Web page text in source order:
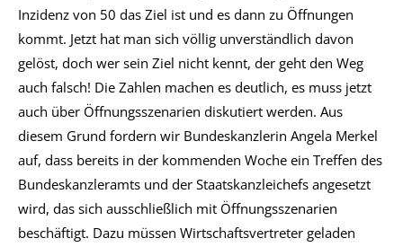
Inzidenz von 50 das Ziel ist und es dann zu Öffnungen
kommt. Jetzt hat man sich völlig unverständlich davon
gelöst, doch wer sein Ziel nicht kennt, der geht den Weg
auch falsch! Die Zahlen machen es deutlich, es muss jetzt
auch über Öffnungsszenarien diskutiert werden. Aus
diesem Grund fordern wir Bundeskanzlerin Angela Merkel
auf, dass bereits in der kommenden Woche ein Treffen des
Bundeskanzleramts und der Staatskanzleichefs angesetzt
wird, das sich ausschließlich mit Öffnungsszenarien
beschäftigt. Dazu müssen Wirtschaftsvertreter geladen